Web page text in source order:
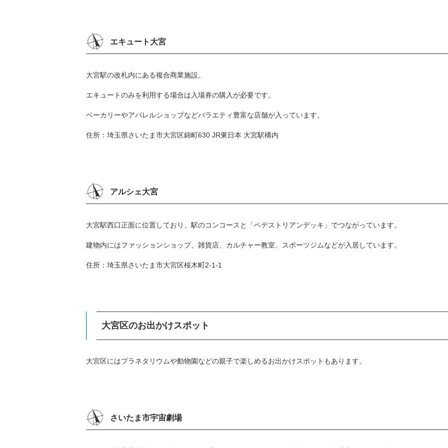
エキュート大宮
大宮駅の改札内にある複合商業施設。
エキュートのみを利用する場合は入場券の購入が必要です。
ベーカリーやアパレルショップなどバラエティ豊富な店舗が入っています。
住所：埼玉県さいたま市大宮区錦町630 JR東日本 大宮駅構内
アルシェ大宮
大宮駅西口正面に位置しており、駅のコンコースと「ペデストリアンデッキ」でつながっています。
建物内にはファッションショップ、雑貨店、カルチャー教室、スポーツジムなどが入居しています。
住所：埼玉県さいたま市大宮区桜木町2-1-1
大宮区のお出かけスポット
大宮区にはプラネタリウムや動物園などの親子で楽しめるお出かけスポットもあります。
さいたま市宇宙劇場